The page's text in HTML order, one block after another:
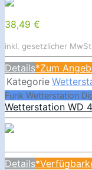
38,49 €
inkl. gesetzlicher MwSt.
Details*Zum
Kategorie
Funk Wetterstation
Wetterstation WD
Details